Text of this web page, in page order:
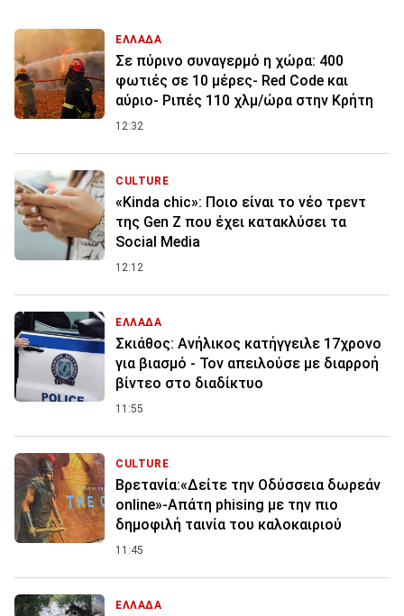
ΕΛΛΑΔΑ
Σε πύρινο συναγερμό η χώρα: 400
φωτιές σε 10 μέρες- Red Code και
αύριο- Ριπές 110 χλμ/ώρα στην Κρήτη
12:32
CULTURE
«Kinda chic»: Ποιο είναι το νέο τρεντ
της Gen Z που έχει κατακλύσει τα
Social Media
12:12
ΕΛΛΑΔΑ
Σκιάθος: Ανήλικος κατήγγειλε 17χρονο
για βιασμό - Τον απειλούσε με διαρροή
βίντεο στο διαδίκτυο
11:55
CULTURE
Βρετανία:«Δείτε την Οδύσσεια δωρεάν
online»-Απάτη phising με την πιο
δημοφιλή ταινία του καλοκαιριού
11:45
ΕΛΛΑΔΑ